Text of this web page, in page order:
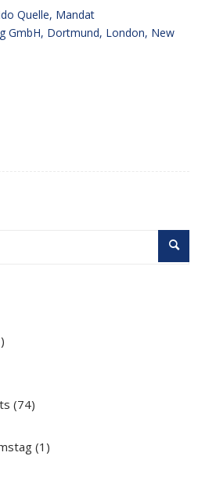
Quelle, Mandat
GmbH, Dortmund, London, New
(74)
(1)